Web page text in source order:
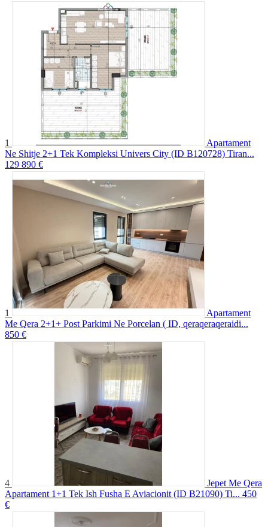
1
Apartament
Ne Shitje 2+1 Tek Kompleksi Univers City (ID B120728) Tiran...
129 890 €
1
Apartament
Me Qera 2+1+ Post Parkimi Ne Porcelan ( ID, qeraqeraqeraidi...
850 €
4
Jepet Me Qera
Apartament 1+1 Tek Ish Fusha E Aviacionit (ID B21090) Ti... 450
€